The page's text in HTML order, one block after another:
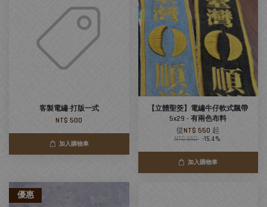
客製電繡-打版一式
NT$ 500
加入購物車
【立體聖筊】電繡牛仔軟式飄帶
5x29 - 有兩色布料
從NT$ 550 起
NT$ 650 -15.4%
加入購物車
優惠